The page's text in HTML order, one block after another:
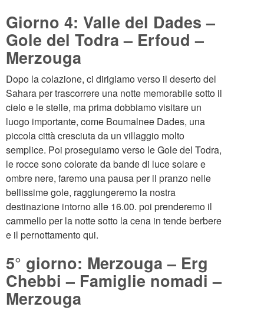
Giorno 4: Valle del Dades –
Gole del Todra – Erfoud –
Merzouga
Dopo la colazione, ci dirigiamo verso il deserto del
Sahara per trascorrere una notte memorabile sotto il
cielo e le stelle, ma prima dobbiamo visitare un
luogo importante, come Boumalnee Dades, una
piccola città cresciuta da un villaggio molto
semplice. Poi proseguiamo verso le Gole del Todra,
le rocce sono colorate da bande di luce solare e
ombre nere, faremo una pausa per il pranzo nelle
bellissime gole, raggiungeremo la nostra
destinazione intorno alle 16.00. poi prenderemo il
cammello per la notte sotto la cena in tende berbere
e il pernottamento qui.
5° giorno: Merzouga – Erg
Chebbi – Famiglie nomadi –
Merzouga